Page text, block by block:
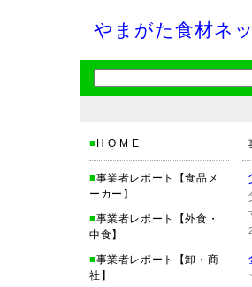
やまがた食材ネ
■ H O M E
■事業者レポート【食品メ
ーカー】
■事業者レポート【外食・
中食】
■事業者レポート【卸・商
社】